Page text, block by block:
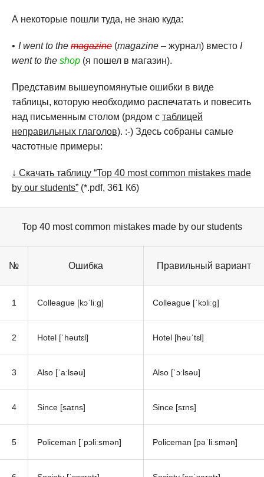
А некоторые пошли туда, не знаю куда:
I went to the magazine (magazine – журнал) вместо I
went to the shop (я пошел в магазин).
Представим вышеупомянутые ошибки в виде
таблицы, которую необходимо распечатать и повесить
над письменным столом (рядом с таблицей
неправильных глаголов). :-) Здесь собраны самые
частотные примеры:
↓ Скачать таблицу “Top 40 most common mistakes made
by our students” (*.pdf, 361 Кб)
Top 40 most common mistakes made by our students
№ Ошибка Правильный вариант
1 Colleague [kɔˈliːg] Colleague [ˈkɔliːg]
2 Hotel [ˈhəutɛl] Hotel [həuˈtɛl]
3 Also [ˈaːlsəu] Also [ˈɔːlsəu]
4 Since [saɪns] Since [sɪns]
5 Policeman [ˈpɔliːsmən] Policeman [pəˈliːsmən]